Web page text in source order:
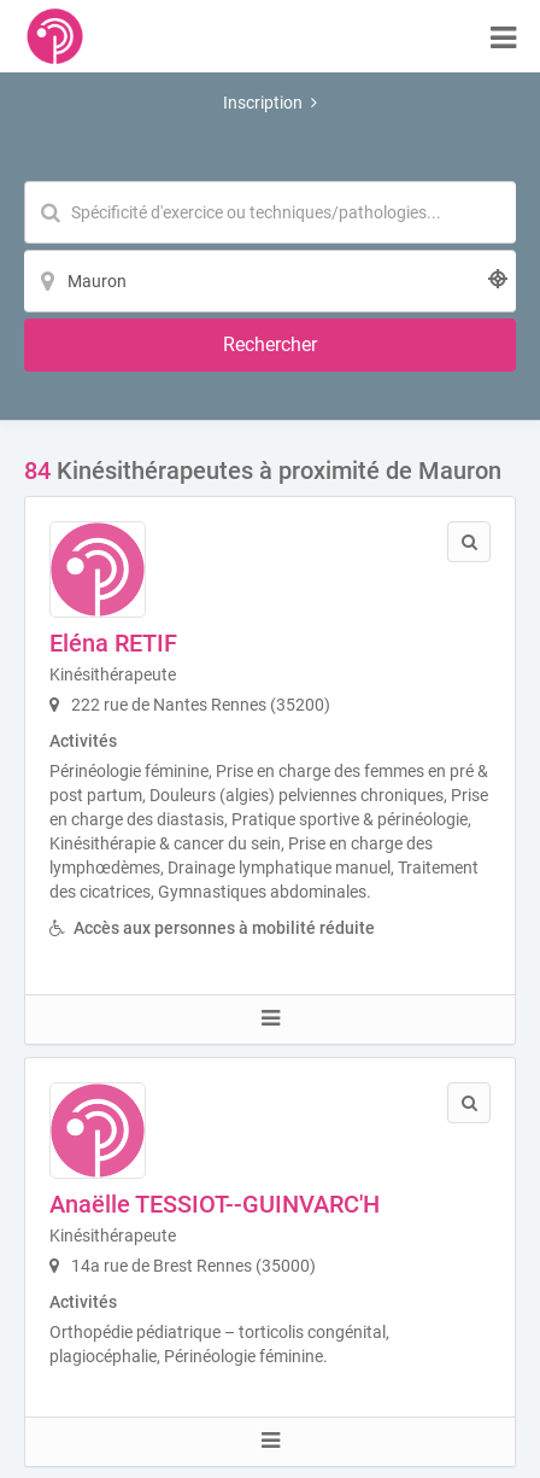
Inscription
Rechercher
84 Kinésithérapeutes à proximité de Mauron
Eléna RETIF
Kinésithérapeute
222 rue de Nantes Rennes (35200)
Activités
Périnéologie féminine, Prise en charge des femmes en pré &
post partum, Douleurs (algies) pelviennes chroniques, Prise
en charge des diastasis, Pratique sportive & périnéologie,
Kinésithérapie & cancer du sein, Prise en charge des
lymphœdèmes, Drainage lymphatique manuel, Traitement
des cicatrices, Gymnastiques abdominales.
Accès aux personnes à mobilité réduite
Anaëlle TESSIOT--GUINVARC'H
Kinésithérapeute
14a rue de Brest Rennes (35000)
Activités
Orthopédie pédiatrique – torticolis congénital,
plagiocéphalie, Périnéologie féminine.